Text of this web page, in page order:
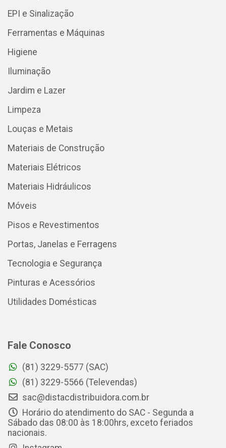
EPI e Sinalização
Ferramentas e Máquinas
Higiene
Iluminação
Jardim e Lazer
Limpeza
Louças e Metais
Materiais de Construção
Materiais Elétricos
Materiais Hidráulicos
Móveis
Pisos e Revestimentos
Portas, Janelas e Ferragens
Tecnologia e Segurança
Pinturas e Acessórios
Utilidades Domésticas
Fale Conosco
(81) 3229-5577 (SAC)
(81) 3229-5566 (Televendas)
sac@distacdistribuidora.com.br
Horário do atendimento do SAC - Segunda a
Sábado das 08:00 às 18:00hrs, exceto feriados
nacionais.